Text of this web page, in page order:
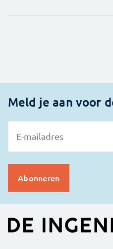
Meld je aan voor